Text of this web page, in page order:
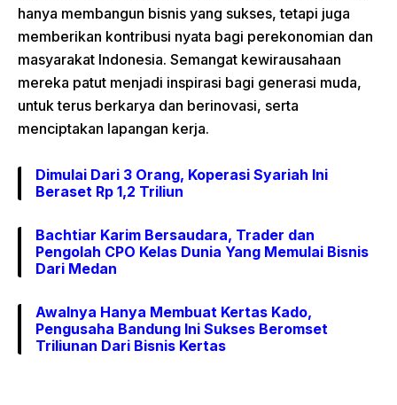
hanya membangun bisnis yang sukses, tetapi juga
memberikan kontribusi nyata bagi perekonomian dan
masyarakat Indonesia. Semangat kewirausahaan
mereka patut menjadi inspirasi bagi generasi muda,
untuk terus berkarya dan berinovasi, serta
menciptakan lapangan kerja.
Dimulai Dari 3 Orang, Koperasi Syariah Ini
Beraset Rp 1,2 Triliun
Bachtiar Karim Bersaudara, Trader dan
Pengolah CPO Kelas Dunia Yang Memulai Bisnis
Dari Medan
Awalnya Hanya Membuat Kertas Kado,
Pengusaha Bandung Ini Sukses Beromset
Triliunan Dari Bisnis Kertas